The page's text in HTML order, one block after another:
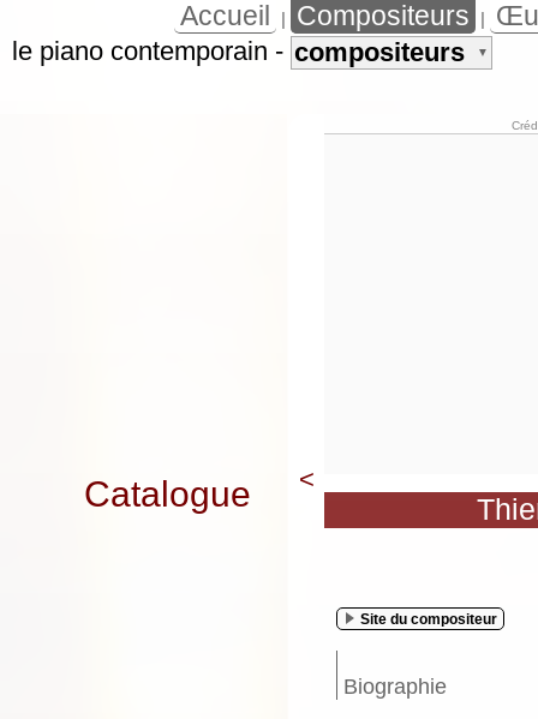
Accueil Compositeurs
Catalogue <
Site du compositeur
Biographie
le piano contemporain - compositeurs ▼